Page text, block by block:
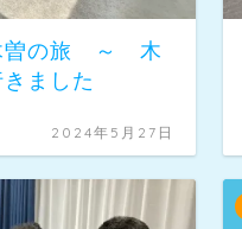
曽の旅 ～ 木
ました
2024年5月27日